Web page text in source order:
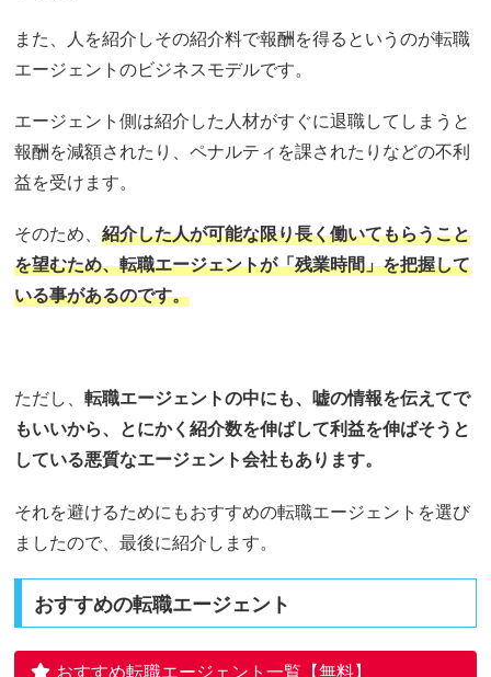
また、人を紹介しその紹介料で報酬を得るというのが転職
エージェントのビジネスモデルです。
エージェント側は紹介した人材がすぐに退職してしまうと
報酬を減額されたり、ペナルティを課されたりなどの不利
益を受けます。
そのため、紹介した人が可能な限り長く働いてもらうこと
を望むため、転職エージェントが「残業時間」を把握して
いる事があるのです。
ただし、転職エージェントの中にも、嘘の情報を伝えてで
もいいから、とにかく紹介数を伸ばして利益を伸ばそうと
している悪質なエージェント会社もあります。
それを避けるためにもおすすめの転職エージェントを選び
ましたので、最後に紹介します。
おすすめの転職エージェント
おすすめ転職エージェント一覧【無料】